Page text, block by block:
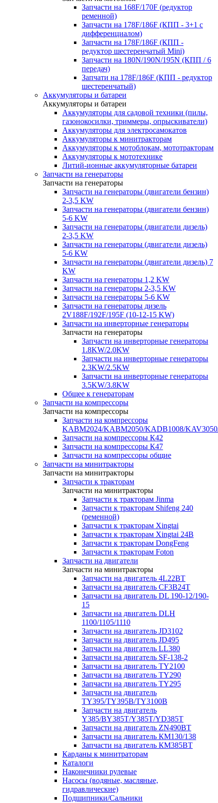
Запчасти на 168F/170F (редуктор
ременной)
Запчасти на 178F/186F (КПП - 3+1 с
дифференциалом)
Запчасти на 178F/186F (КПП -
редуктор шестеренчатый Mini)
Запчасти на 180N/190N/195N (КПП / 6
передач)
Запчати на 178F/186F (КПП - редуктор
шестеренчатый)
Аккумуляторы и батареи
Аккумуляторы и батареи
Аккумуляторы для садовой техники (пилы,
газонокосилки, триммеры, опрыскиватели)
Аккумуляторы для электросамокатов
Аккумуляторы к минитракторам
Аккумуляторы к мотоблокам, мототракторам
Аккумуляторы к мототехнике
Литий-ионные аккумуляторные батареи
Запчасти на генераторы
Запчасти на генераторы
Запчасти на генераторы (двигатели бензин)
2-3,5 KW
Запчасти на генераторы (двигатели бензин)
5-6 KW
Запчасти на генераторы (двигатели дизель)
2-3,5 KW
Запчасти на генераторы (двигатели дизель)
5-6 KW
Запчасти на генераторы (двигатели дизель) 7
KW
Запчасти на генераторы 1,2 KW
Запчасти на генераторы 2-3,5 KW
Запчасти на генераторы 5-6 KW
Запчасти на генераторы дизель
2V188F/192F/195F (10-12-15 KW)
Запчасти на инверторные генераторы
Запчасти на генераторы
Запчасти на инверторные генераторы
1.8KW/2.0KW
Запчасти на инверторные генераторы
2.3KW/2.5KW
Запчасти на инверторные генераторы
3.5KW/3.8KW
Общее к генераторам
Запчасти на компрессоры
Запчасти на компрессоры
Запчасти на компрессоры
KABM2024/KABM2050/KADB1008/
Запчасти на компрессоры К42
Запчасти на компрессоры К47
Запчасти на компрессоры общие
Запчасти на минитракторы
Запчасти на минитракторы
Запчасти к тракторам
Запчасти на минитракторы
Запчасти к тракторам Jinma
Запчасти к тракторам Shifeng 240
(ременной)
Запчасти к тракторам Xingtai
Запчасти к тракторам Xingtai 24В
Запчасти к тракторам DongFeng
Запчасти к тракторам Foton
Запчасти на двигатели
Запчасти на минитракторы
Запчасти на двигатель 4L22BT
Запчасти на двигатель CF3B24T
Запчасти на двигатель DL 190-12/190-
15
Запчасти на двигатель DLH
1100/1105/1110
Запчасти на двигатель JD3102
Запчасти на двигатель JD495
Запчасти на двигатель LL380
Запчасти на двигатель SF-138-2
Запчасти на двигатель TY2100
Запчасти на двигатель TY290
Запчасти на двигатель TY295
Запчасти на двигатель
TY395/TY395В/TY3100В
Запчасти на двигатель
Y385/BY385T/Y385T/YD385T
Запчасти на двигатель ZN490BT
Запчасти на двигатель КМ130/138
Запчасти на двигатель КМ385ВТ
Карданы к минитраторам
Каталоги
Наконечники рулевые
Насосы (водяные, масляные,
гидравлические)
Подшипники/Сальники